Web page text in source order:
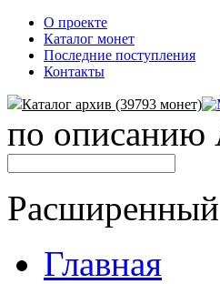
О проекте
Каталог монет
Последние поступления
Контакты
Каталог архив (39793 монет)
по описанию
Главная